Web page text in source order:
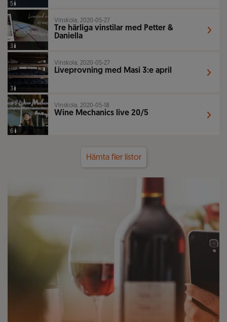
5
3
Vinskola, 2020-05-27
Tre härliga vinstilar med Petter &
Daniella
3
Vinskola, 2020-05-27
Liveprovning med Masi 3:e april
6
Vinskola, 2020-05-18
Wine Mechanics live 20/5
Hämta fler listor